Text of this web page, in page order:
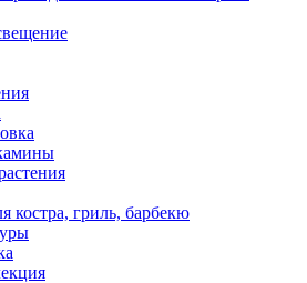
костра, гриль, барбекю